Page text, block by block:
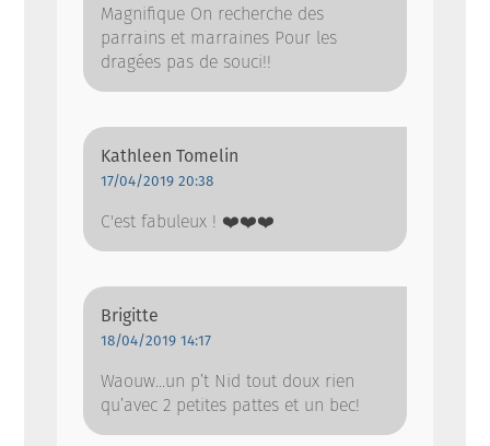
Magnifique On recherche des
parrains et marraines Pour les
dragées pas de souci!!
Kathleen Tomelin
17/04/2019 20:38
C'est fabuleux ! ❤️❤️❤️
Brigitte
18/04/2019 14:17
Waouw...un p’t Nid tout doux rien
qu’avec 2 petites pattes et un bec!